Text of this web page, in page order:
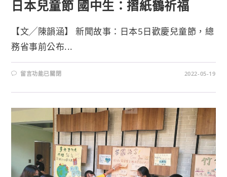
日本兒童節 國中生：摺紙鶴祈福
【文╱陳韻涵】 新聞故事：日本5日歡慶兒童節，總
務省事前公布...
留言功能已關閉 2022-05-19